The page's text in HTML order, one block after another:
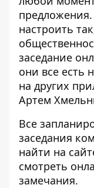
настроить
заседание
они все есть
на других
Артем
Все
заседания
найти на
смотреть
замечания.